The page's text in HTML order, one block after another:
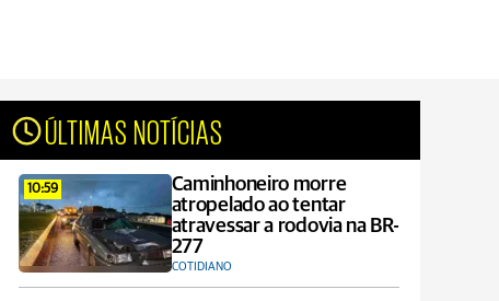
ÚLTIMAS NOTÍCIAS
10:59
Caminhoneiro morre
atropelado ao tentar
atravessar a rodovia na BR-
277
COTIDIANO